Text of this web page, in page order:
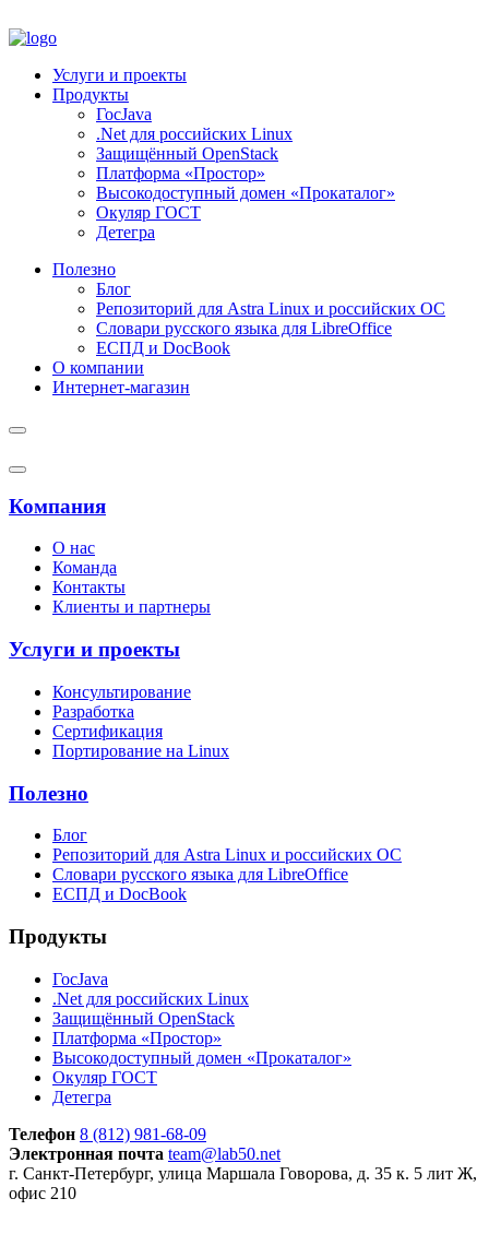
Услуги и проекты
Продукты
ГосJava
.Net для российских Linux
Защищённый OpenStack
Платформа «Простор»
Высокодоступный домен «Прокаталог»
Окуляр ГОСТ
Детегра
Полезно
Блог
Репозиторий для Astra Linux и российских ОС
Словари русского языка для LibreOffice
ЕСПД и DocBook
О компании
Интернет-магазин
Компания
О нас
Команда
Контакты
Клиенты и партнеры
Услуги и проекты
Консультирование
Разработка
Сертификация
Портирование на Linux
Полезно
Блог
Репозиторий для Astra Linux и российских ОС
Словари русского языка для LibreOffice
ЕСПД и DocBook
Продукты
ГосJava
.Net для российских Linux
Защищённый OpenStack
Платформа «Простор»
Высокодоступный домен «Прокаталог»
Окуляр ГОСТ
Детегра
Телефон 8 (812) 981-68-09
Электронная почта team@lab50.net
г. Санкт-Петербург, улица Маршала Говорова, д. 35 к. 5 лит Ж,
офис 210